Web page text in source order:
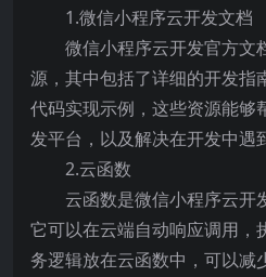
1.微信小程序云开发文档
微信小程序云开发官方文
源，其中包括了详细的开发指
代码实现示例，这些资源能够
发平台，以及解决在开发中遇
2.云函数
云函数是微信小程序云开
它可以在云端自动响应调用，
务逻辑放在云函数中，可以减